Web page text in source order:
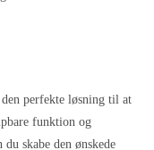
perfekte løsning til at
funktion og
du skabe den ønskede